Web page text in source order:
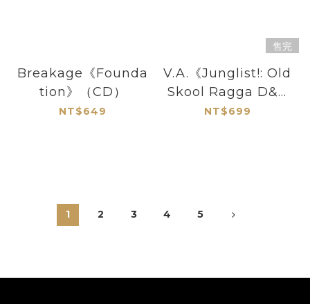
Breakage《Founda
tion》（CD）
NT$649
售完
V.A.《Junglist!: Old
Skool Ragga D&B
Jungle 1993-95》
NT$699
1 2 3 4 5